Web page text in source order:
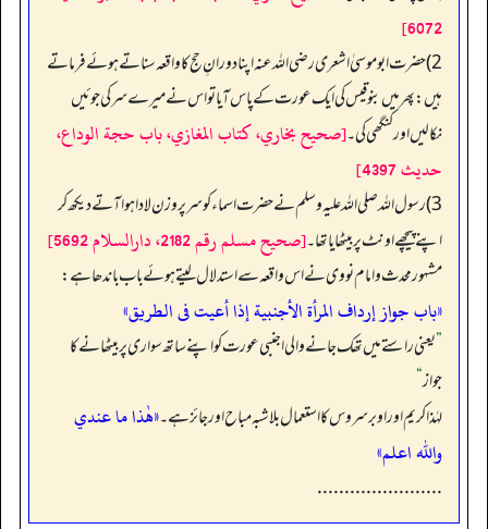
6072]
2) حضرت ابو موسیٰ اشعری رضی اللہ عنہ اپنا دورانِ حج کا واقعہ سناتے ہوئے فرماتے
ہیں: پھر میں بنو قیس کی ایک عورت کے پاس آیا تو اس نے میرے سر کی جوئیں
نکالیں اور کنگھی کی۔[صحيح بخاري، كتاب المغازي، باب حجة الوداع،
حديث 4397]
3) رسول اللہ صلی اللہ علیہ وسلم نے حضرت اسماء کو سر پر وزن لادا ہوا آتے دیکھ کر
اپنے پیچھے اونٹ پر بیٹھایا تھا۔[صحيح مسلم رقم 2182، دارالسلام 5692]
مشہور محدث و امام نووی نے اس واقعہ سے استدلال لیتے ہوئے باب باندھا ہے:
«باب جواز إرداف المرأة الأجنبية إذا أعيت فى الطريق»
”یعنی راستے میں تھک جانے والی اجنبی عورت کو اپنے ساتھ سواری پر بیٹھانے کا
جواز“
لہٰذا کریم اور اوبر سروس کا استعمال بلاشبہ مباح اور جائز ہے۔«هٰذا ما عندي
والله اعلم»
.......................